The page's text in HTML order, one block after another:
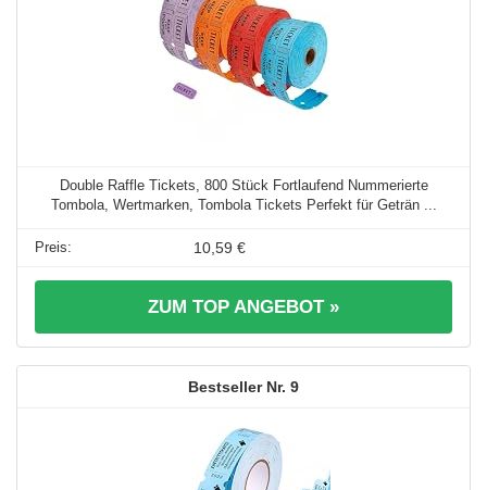
Double Raffle Tickets, 800 Stück Fortlaufend Nummerierte
Tombola, Wertmarken, Tombola Tickets Perfekt für Geträn ...
10,59 €
ZUM TOP ANGEBOT »
9